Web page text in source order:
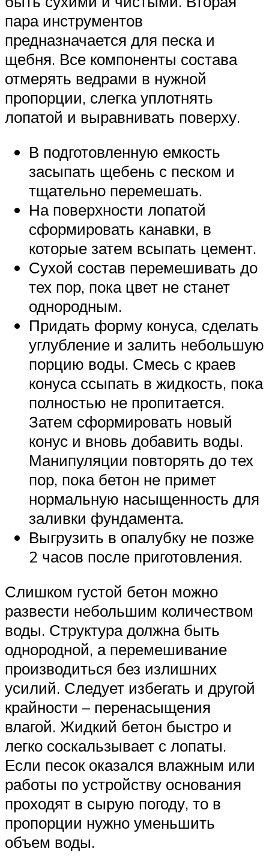
пара инструментов
предназначается для песка и
щебня. Все компоненты состава
отмерять ведрами в нужной
пропорции, слегка уплотнять
лопатой и выравнивать поверху.
В подготовленную емкость
засыпать щебень с песком и
тщательно перемешать.
На поверхности лопатой
сформировать канавки, в
которые затем всыпать цемент.
Сухой состав перемешивать до
тех пор, пока цвет не станет
однородным.
Придать форму конуса, сделать
углубление и залить небольшую
порцию воды. Смесь с краев
конуса ссыпать в жидкость, пока
полностью не пропитается.
Затем сформировать новый
конус и вновь добавить воды.
Манипуляции повторять до тех
пор, пока бетон не примет
нормальную насыщенность для
заливки фундамента.
Выгрузить в опалубку не позже
2 часов после приготовления.
Слишком густой бетон можно
развести небольшим количеством
воды. Структура должна быть
однородной, а перемешивание
производиться без излишних
усилий. Следует избегать и другой
крайности – перенасыщения
влагой. Жидкий бетон быстро и
легко соскальзывает с лопаты.
Если песок оказался влажным или
работы по устройству основания
проходят в сырую погоду, то в
пропорции нужно уменьшить
объем воды.